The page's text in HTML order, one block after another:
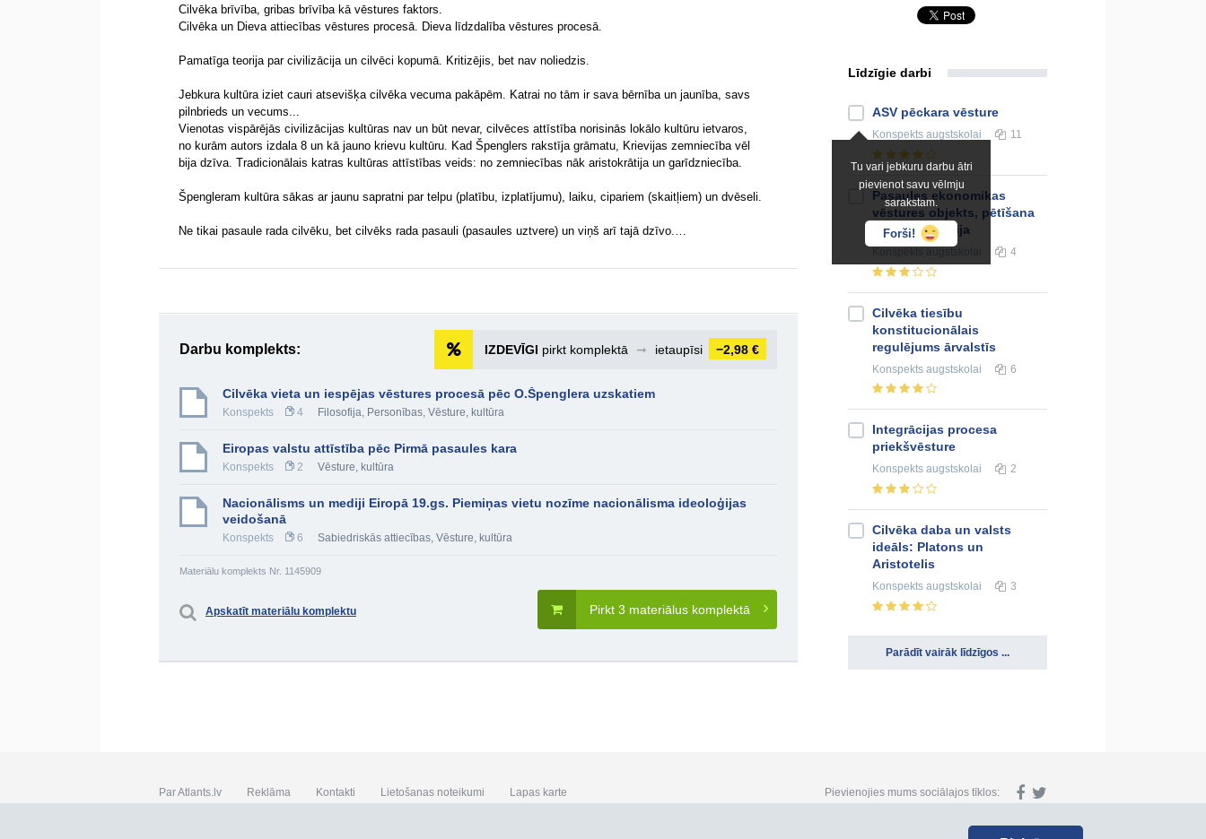
Cilvēka brīvība, gribas brīvība kā vēstures faktors.
Cilvēka un Dieva attiecības vēstures procesā. Dieva līdzdalība vēstures procesā.
Pamatīga teorija par civilizācija un cilvēci kopumā. Kritizējis, bet nav noliedzis.
Jebkura kultūra iziet cauri atsevišķa cilvēka vecuma pakāpēm. Katrai no tām ir sava bērnība un jaunība, savs
pilnbrieds un vecums...
Vienotas vispārējās civilizācijas kultūras nav un būt nevar, cilvēces attīstība norisinās lokālo kultūru ietvaros,
no kurām autors izdala 8 un kā jauno krievu kultūru. Kad Špenglers rakstīja grāmatu, Krievijas zemniecība vēl
bija dzīva. Tradicionālais katras kultūras attīstības veids: no zemniecības nāk aristokrātija un garīdzniecība.
Špengleram kultūra sākas ar jaunu sapratni par telpu (platību, izplatījumu), laiku, cipariem (skaitļiem) un dvēseli.
Ne tikai pasaule rada cilvēku, bet cilvēks rada pasauli (pasaules uztvere) un viņš arī tajā dzīvo.…
Darbu komplekts: IZDEVĪGI pirkt komplektā ➞ ietaupīsi −2,98 €
Cilvēka vieta un iespējas vēstures procesā pēc O.Špenglera uzskatiem
Konspekts 4 Filosofija, Personības, Vēsture, kultūra
Eiropas valstu attīstība pēc Pirmā pasaules kara
Konspekts 2 Vēsture, kultūra
Nacionālisms un mediji Eiropā 19.gs. Piemiņas vietu nozīme nacionālisma ideoloģijas
veidošanā
Konspekts 6 Sabiedriskās attiecības, Vēsture, kultūra
Materiālu komplekts Nr. 1145909
Pirkt 3 materiālus komplektā
Apskatīt materiālu komplektu
Līdzīgie darbi
Tu vari jebkuru darbu ātri
pievienot savu vēlmju
sarakstam.
Forši!
ASV pēckara vēsture
Konspekts augstskolai 11
Pasaules ekonomikas
vēstures objekts, pētīšana
un periodizācija
4
Cilvēka tiesību
konstitucionālais
regulējums ārvalstīs
Konspekts augstskolai 6
Integrācijas procesa
priekšvēsture
Konspekts augstskolai 2
Cilvēka daba un valsts
ideāls: Platons un
Aristotelis
Konspekts augstskolai 3
Parādīt vairāk līdzīgos ...
Par Atlants.lv Reklāma Kontakti Lietošanas noteikumi Lapas karte Pievienojies mums sociālajos tīklos: